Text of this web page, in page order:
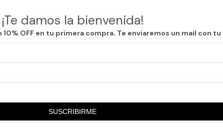
¡Te damos la bienvenida!
OFF en tu primera compra. Te enviaremos un mail con
SUSCRIBIRME